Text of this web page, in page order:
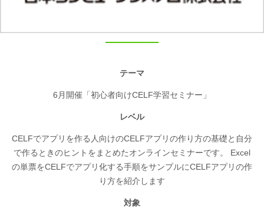
テーマ
6月開催「初心者向けCELF学習セミナー」
レベル
CELFでアプリを作る人向けのCELFアプリの作り方の基礎と自分
で作るときのヒントをまとめたオンラインセミナーです。 Excel
の単票をCELFでアプリ化する手順をサンプルにCELFアプリの作
り方を紹介します
対象